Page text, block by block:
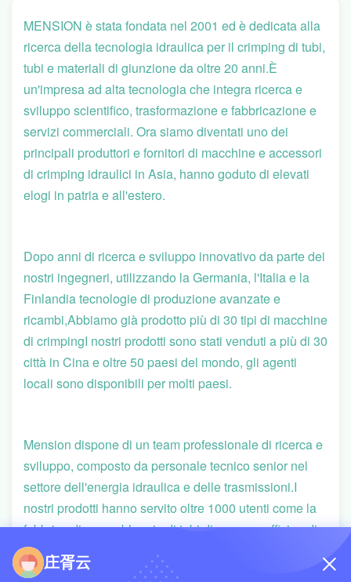
MENSION è stata fondata nel 2001 ed è dedicata alla
ricerca della tecnologia idraulica per il crimping di tubi,
tubi e materiali di giunzione da oltre 20 anni.È
un'impresa ad alta tecnologia che integra ricerca e
sviluppo scientifico, trasformazione e fabbricazione e
servizi commerciali. Ora siamo diventati uno dei
principali produttori e fornitori di macchine e accessori
di crimping idraulici in Asia, hanno goduto di elevati
elogi in patria e all'estero.
Dopo anni di ricerca e sviluppo innovativo da parte dei
nostri ingegneri, utilizzando la Germania, l'Italia e la
Finlandia tecnologie di produzione avanzate e
ricambi,Abbiamo già prodotto più di 30 tipi di macchine
di crimpingI nostri prodotti sono stati venduti a più di 30
città in Cina e oltre 50 paesi del mondo, gli agenti
locali sono disponibili per molti paesi.
Mension dispone di un team professionale di ricerca e
sviluppo, composto da personale tecnico senior nel
settore dell'energia idraulica e delle trasmissioni.I
nostri prodotti hanno servito oltre 1000 utenti come la
fabbrica di assemblaggio di tubi di gomma, officine di
riparazione di macchinari, marina, ferrovie, produzione
di macchinari di costruzione, trasporto di petrolio e gas
庄胥云